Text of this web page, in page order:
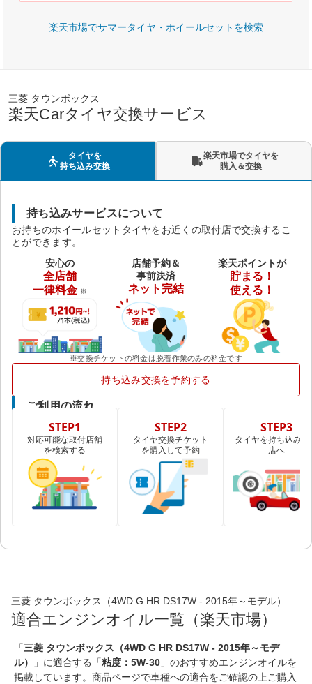
楽天市場でサマータイヤ・ホイールセットを検索
三菱 タウンボックス
楽天Carタイヤ交換サービス
タイヤを
持ち込み交換
楽天市場でタイヤを
購入＆交換
持ち込みサービスについて
お持ちのホイールセットタイヤをお近くの取付店で交換するこ
とができます。
安心の
全店舗
一律料金 ※
店舗予約＆
事前決済
ネット完結
楽天ポイントが
貯まる！
使える！
※交換チケットの料金は脱着作業のみの料金です
持ち込み交換を予約する
ご利用の流れ
STEP1
対応可能な取付店舗
を検索する
STEP2
タイヤ交換チケット
を購入して予約
STEP3
タイヤを持ち込み取
店へ
三菱 タウンボックス（4WD G HR DS17W - 2015年～モデル）
適合エンジンオイル一覧（楽天市場）
「三菱 タウンボックス（4WD G HR DS17W - 2015年～モデ
ル）
」に適合する「粘度：5W-30 」のおすすめエンジンオイルを
掲載しています。商品ページで車種への適合をご確認の上ご購入